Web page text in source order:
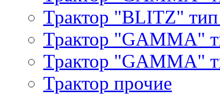
Трактор "BLITZ"
Трактор "GAMMA"
Трактор "GAMMA"
Трактор прочие